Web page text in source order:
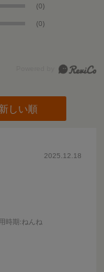
(0)
(0)
しい順
2025.12.18
時期 :ねんね